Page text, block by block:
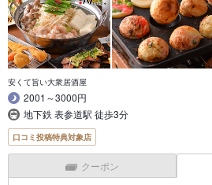
安くて旨い大衆居酒屋
2001～3000円
地下鉄 表参道駅 徒歩3分
口コミ投稿特典対象店
クーポン